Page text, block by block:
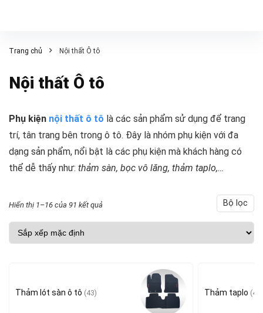
Trang chủ Nội thất Ô tô
Nội thất Ô tô
Phụ kiện nội thất ô tô là các sản phẩm sử dụng để trang
trí, tân trang bên trong ô tô. Đây là nhóm phụ kiện với đa
dạng sản phẩm, nổi bật là các phụ kiện mà khách hàng có
thể dễ thấy như: thảm sàn, bọc vô lăng, thảm taplo,…
Bộ lọc
Hiển thị 1–16 của 91 kết quả
Thảm lót sàn ô tô (43) Thảm taplo (48)